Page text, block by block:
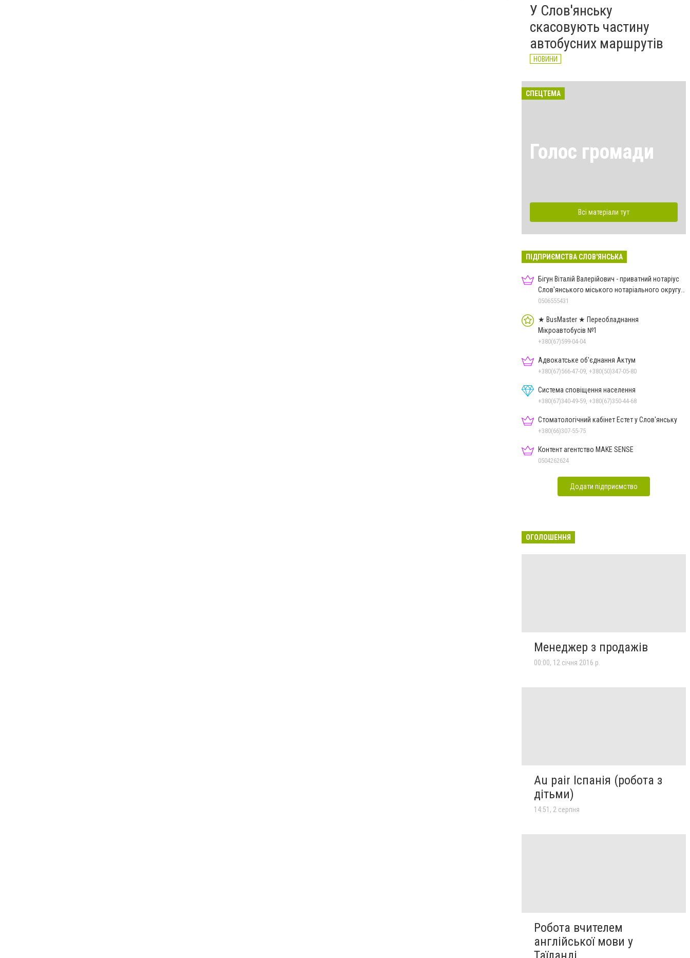
У Слов'янську
скасовують частину
автобусних маршрутів
НОВИНИ
СПЕЦТЕМА
Голос громади
Всі матеріали тут
ПІДПРИЄМСТВА СЛОВ'ЯНСЬКА
Бігун Віталій Валерійович - приватний нотаріус
Слов'янського міського нотаріального округу
Дон.обл.
0506555431
★ BusMaster ★ Переобладнання
Мікроавтобусів №1
+380(67)599-04-04
Адвокатське об'єднання Актум
+380(67)566-47-09, +380(50)347-05-80
Система сповіщення населення
+380(67)340-49-59, +380(67)350-44-68
Стоматологічний кабінет Естет у Слов'янську
+380(66)307-55-75
Контент агентство MAKE SENSE
0504262624
Додати підприємство
ОГОЛОШЕННЯ
Менеджер з продажів
00:00, 12 січня 2016 р.
Au pair Іспанія (робота з
дітьми)
14:51, 2 серпня
Робота вчителем
англійської мови у